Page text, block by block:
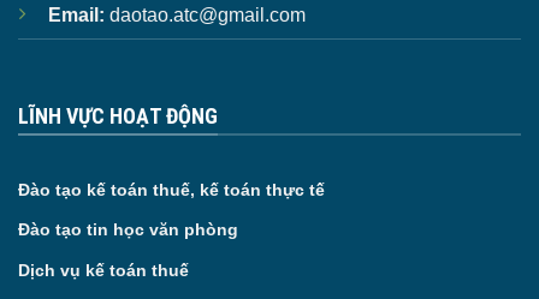
Email: daotao.atc@gmail.com
LĨNH VỰC HOẠT ĐỘNG
Đào tạo kế toán thuế, kế toán thực tế
Đào tạo tin học văn phòng
Dịch vụ kế toán thuế